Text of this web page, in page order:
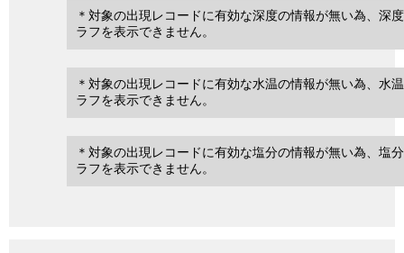
＊対象の出現レコードに有効な深度の情報が無い為、深
ラフを表示できません。
＊対象の出現レコードに有効な水温の情報が無い為、水
ラフを表示できません。
＊対象の出現レコードに有効な塩分の情報が無い為、塩
ラフを表示できません。